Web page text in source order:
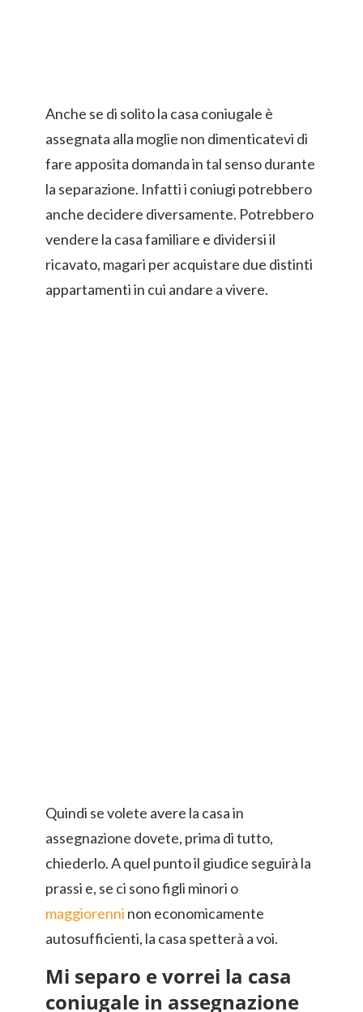
Anche se di solito la casa coniugale è
assegnata alla moglie non dimenticatevi di
fare apposita domanda in tal senso durante
la separazione. Infatti i coniugi potrebbero
anche decidere diversamente. Potrebbero
vendere la casa familiare e dividersi il
ricavato, magari per acquistare due distinti
appartamenti in cui andare a vivere.
Quindi se volete avere la casa in
assegnazione dovete, prima di tutto,
chiederlo. A quel punto il giudice seguirà la
prassi e, se ci sono figli minori o
maggiorenni non economicamente
autosufficienti, la casa spetterà a voi.
Mi separo e vorrei la casa
coniugale in assegnazione